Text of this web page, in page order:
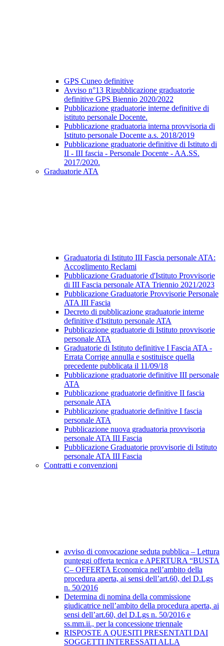
GPS Cuneo definitive
Avviso n°13 Ripubblicazione graduatorie
definitive GPS Biennio 2020/2022
Pubblicazione graduatorie interne definitive di
istituto personale Docente.
Pubblicazione graduatoria interna provvisoria di
Istituto personale Docente a.s. 2018/2019
Pubblicazione graduatorie definitive di Istituto di
II - III fascia - Personale Docente - AA.SS.
2017/2020.
Graduatorie ATA
Graduatoria di Istituto III Fascia personale ATA:
Accoglimento Reclami
Pubblicazione Graduatorie d'Istituto Provvisorie
di III Fascia personale ATA Triennio 2021/2023
Pubblicazione Graduatorie Provvisorie Personale
ATA III Fascia
Decreto di pubblicazione graduatorie interne
definitive d'Istituto personale ATA
Pubblicazione graduatorie di Istituto provvisorie
personale ATA
Graduatorie di Istituto definitive I Fascia ATA -
Errata Corrige annulla e sostituisce quella
precedente pubblicata il 11/09/18
Pubblicazione graduatorie definitive III personale
ATA
Pubblicazione graduatorie definitive II fascia
personale ATA
Pubblicazione graduatorie definitive I fascia
personale ATA
Pubblicazione nuova graduatoria provvisoria
personale ATA III Fascia
Pubblicazione Graduatorie provvisorie di Istituto
personale ATA III Fascia
Contratti e convenzioni
avviso di convocazione seduta pubblica – Lettura
punteggi offerta tecnica e APERTURA “BUSTA
C– OFFERTA Economica nell’ambito della
procedura aperta, ai sensi dell’art.60, del D.Lgs
n. 50/2016
Determina di nomina della commissione
giudicatrice nell’ambito della procedura aperta, ai
sensi dell’art.60, del D.Lgs n. 50/2016 e
ss.mm.ii., per la concessione triennale
RISPOSTE A QUESITI PRESENTATI DAI
SOGGETTI INTERESSATI ALLA